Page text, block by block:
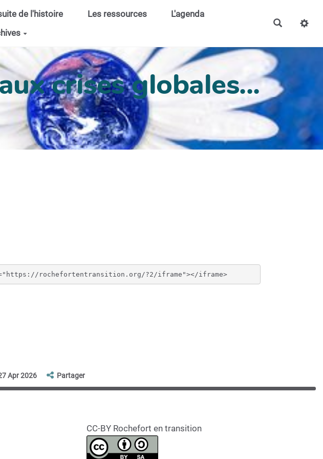
de l'histoire Les ressources
L'agenda
crises globales...
<iframe class="auto-resize" width="100%" scroll="no" frameborder="0" src="https://rochefortentransition.org/?2/iframe"></iframe>
Apr 2026 Partager
CC-BY Rochefort en transition